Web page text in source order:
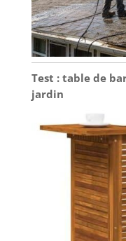
Test : table de
jardin